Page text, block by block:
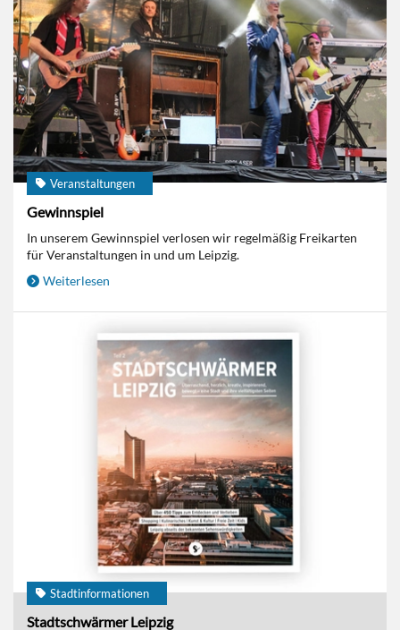
Veranstaltungen
Gewinnspiel
In unserem Gewinnspiel verlosen wir regelmäßig Freikarten
für Veranstaltungen in und um Leipzig.
Weiterlesen
Stadtinformationen
Stadtschwärmer Leipzig